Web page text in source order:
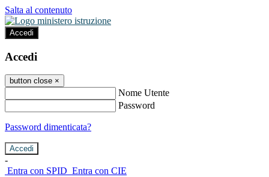
Salta al contenuto
Accedi
Accedi
button close ×
Nome Utente
Password
Password dimenticata?
-
Entra con SPID Entra con CIE